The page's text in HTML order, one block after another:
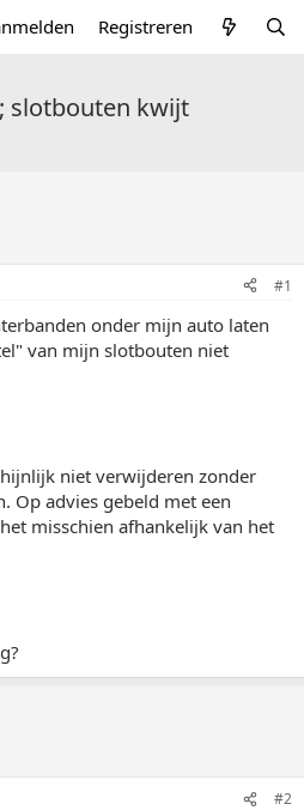
Registreren
slotbouten kwijt
#1
onder mijn auto laten
van mijn slotbouten niet
niet verwijderen zonder
Op advies gebeld met een
misschien afhankelijk van het
#2